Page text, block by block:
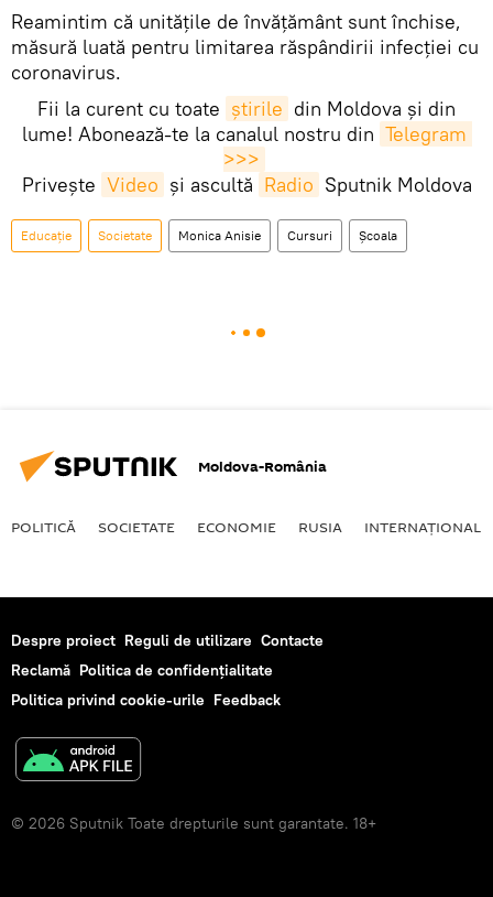
Reamintim că unitățile de învățământ sunt închise,
măsură luată pentru limitarea răspândirii infecției cu
coronavirus.
Fii la curent cu toate știrile din Moldova și din
lume! Abonează-te la canalul nostru din Telegram
>>>
Privește Video și ascultă Radio Sputnik Moldova
Educație Societate Monica Anisie Cursuri Școala
Moldova-România
POLITICĂ SOCIETATE ECONOMIE RUSIA INTERNAŢIONAL
Despre proiect Reguli de utilizare Contacte
Reclamă Politica de confidențialitate
Politica privind cookie-urile Feedback
© 2026 Sputnik Toate drepturile sunt garantate. 18+